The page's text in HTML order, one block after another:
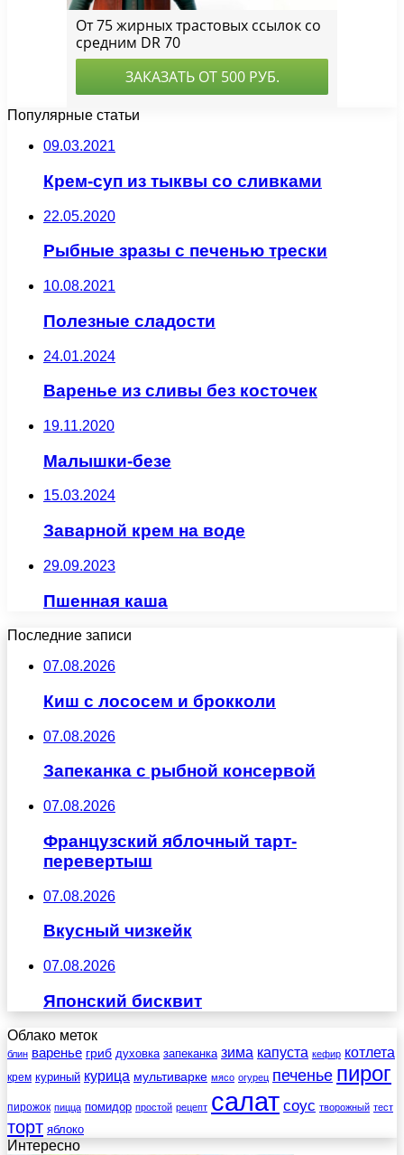
Популярные статьи
09.03.2021
Крем-суп из тыквы со сливками
22.05.2020
Рыбные зразы с печенью трески
10.08.2021
Полезные сладости
24.01.2024
Варенье из сливы без косточек
19.11.2020
Малышки-безе
15.03.2024
Заварной крем на воде
29.09.2023
Пшенная каша
Последние записи
07.08.2026
Киш с лососем и брокколи
07.08.2026
Запеканка с рыбной консервой
07.08.2026
Французский яблочный тарт-
перевертыш
07.08.2026
Вкусный чизкейк
07.08.2026
Японский бисквит
Облако меток
блин варенье гриб духовка запеканка зима капуста кефир котлета
крем куриный курица мультиварке мясо огурец печенье пирог
пирожок пицца помидор простой рецепт салат соус творожный тест
торт яблоко
Интересно